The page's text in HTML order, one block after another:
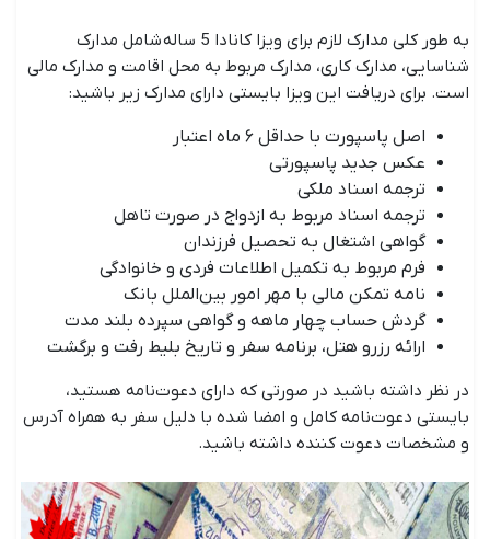
به طور کلی مدارک لازم برای ویزا کانادا 5 ساله شامل مدارک
شناسایی، مدارک کاری، مدارک مربوط به محل اقامت و مدارک مالی
است. برای دریافت این ویزا بایستی دارای مدارک زیر باشید:
اصل پاسپورت با حداقل ۶ ماه اعتبار
عکس جدید پاسپورتی
ترجمه اسناد ملکی
ترجمه اسناد مربوط به ازدواج در صورت تاهل
گواهی اشتغال به تحصیل فرزندان
فرم مربوط به تکمیل اطلاعات فردی و خانوادگی
نامه تمکن مالی با مهر امور بین‌الملل بانک
گردش حساب چهار ماهه و گواهی سپرده بلند مدت
ارائه رزرو هتل، برنامه سفر و تاریخ بلیط رفت و برگشت
در نظر داشته باشید در صورتی که دارای دعوت‌نامه هستید،
بایستی دعوت‌نامه کامل و امضا شده با دلیل سفر به همراه آدرس
و مشخصات دعوت کننده داشته باشید.